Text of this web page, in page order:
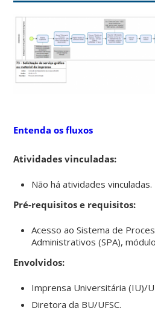
Entenda os fluxos
Atividades vinculadas:
Não há atividades vinculadas.
Pré-requisitos e requisitos:
Acesso ao Sistema de
Administrativos (SPA),
Envolvidos:
Imprensa Universitária (IU)/
Diretora da BU/UFSC.